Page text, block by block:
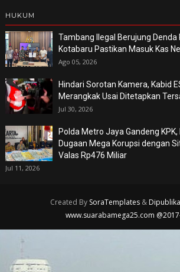
HUKUM
Tambang Ilegal Berujung Denda
Kotabaru Pastikan Masuk Kas
Ago 05, 2026
Hindari Sorotan Kamera, Kabid
Merangkak Usai Ditetapkan
Jul 30, 2026
Polda Metro Jaya Gandeng
Dugaan Mega Korupsi dengan
Valas Rp476 Miliar
Jul 11, 2026
Created By SoraTemplates&
www.suarabamega25.com